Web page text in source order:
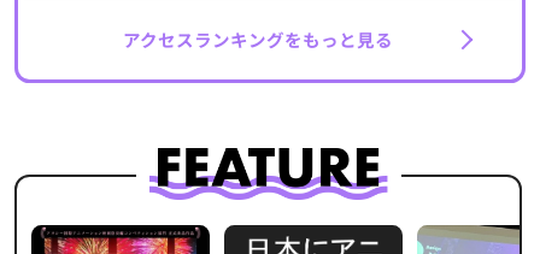
アクセスランキングをもっと見る